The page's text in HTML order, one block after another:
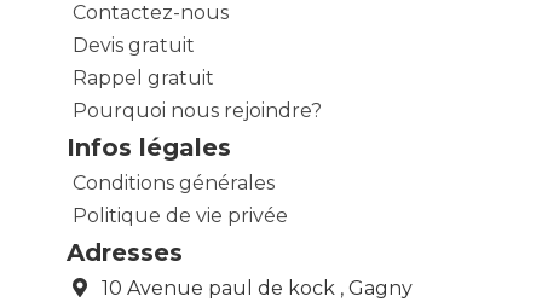
Contactez-nous
Devis gratuit
Rappel gratuit
Pourquoi nous rejoindre?
Infos légales
Conditions générales
Politique de vie privée
Adresses
10 Avenue paul de kock , Gagny